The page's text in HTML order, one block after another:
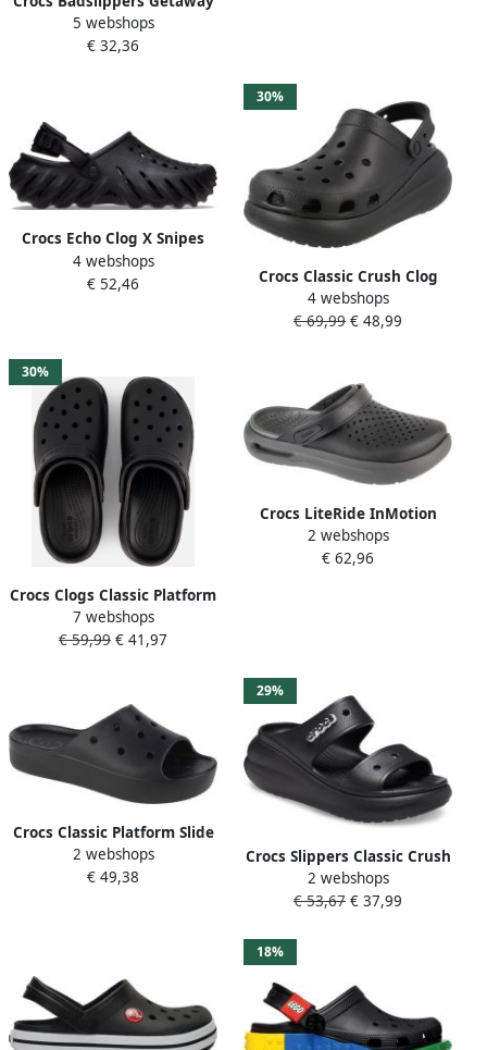
Strappy zomerschoen
badschoen
5 webshops
€ 32,36
Crocs Echo Clog X Snipes
Sandalen & Slides Schoenen
black maat: 41 42
4 webshops
€ 52,46
30%
Crocs Classic Crush Clog
Gedurfd ontwerp en extra
hoogte Black Dames
4 webshops
€ 69,99 € 48,99
30%
Crocs Clogs Classic Platform
Clog W zomerschoen
pantoffels pantoffel trendy
7 webshops
€ 59,99 € 41,97
Crocs LiteRide InMotion
Chodaki Zwart Sportief
2 webshops
€ 62,96
Crocs Classic Platform Slide
208180-001 Vrouwen Zwart
Slippers
2 webshops
€ 49,38
29%
Crocs Slippers Classic Crush
Sandaal W Streetwear
2 webshops
€ 53,67 € 37,99
18%